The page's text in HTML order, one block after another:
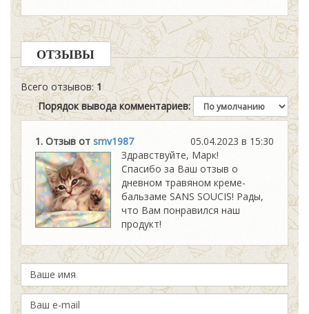
ОТЗЫВЫ
Всего отзывов: 1
Порядок вывода комментариев:
05.04.2023 в 15:30
1. Отзыв от smv1987
Здравствуйте, Марк!
Спасибо за Ваш отзыв о
дневном травяном креме-
бальзаме SANS SOUCIS! Рады,
что Вам понравился наш
продукт!